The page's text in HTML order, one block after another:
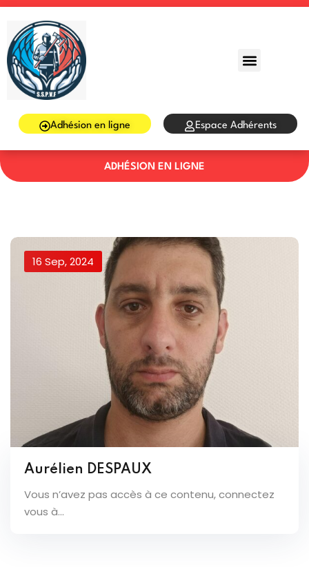
Adhésion en ligne Espace Adhérents
ADHÉSION EN LIGNE
16 Sep, 2024
Aurélien DESPAUX
Vous n’avez pas accès à ce contenu, connectez
vous à...
Don’t have an account?
Remember me Lost your password?